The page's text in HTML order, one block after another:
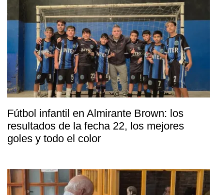
Fútbol infantil en Almirante Brown: los
resultados de la fecha 22, los mejores
goles y todo el color